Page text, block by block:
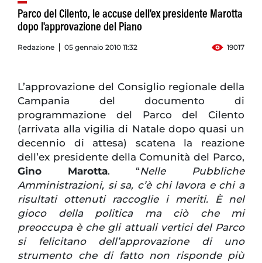
Parco del Cilento, le accuse dell'ex presidente Marotta
dopo l'approvazione del Piano
Redazione 05 gennaio 2010 11:32 19017
L’approvazione del Consiglio regionale della
Campania del documento di
programmazione del Parco del Cilento
(arrivata alla vigilia di Natale dopo quasi un
decennio di attesa) scatena la reazione
dell’ex presidente della Comunità del Parco,
Gino Marotta. “Nelle Pubbliche
Amministrazioni, si sa, c’è chi lavora e chi a
risultati ottenuti raccoglie i meriti. È nel
gioco della politica ma ciò che mi
preoccupa è che gli attuali vertici del Parco
si felicitano dell’approvazione di uno
strumento che di fatto non risponde più